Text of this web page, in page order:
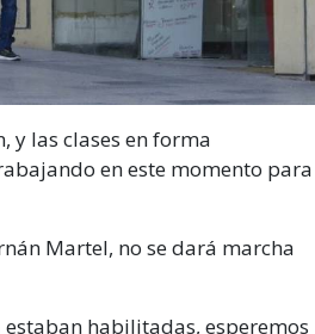
y las clases en forma
en este momento para
Martel, no se dará marcha
habilitadas, esperemos